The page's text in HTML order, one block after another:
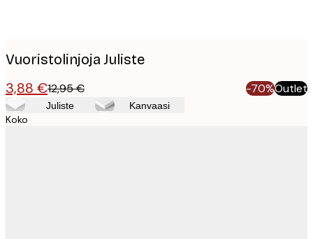
Vuoristolinjoja Juliste
3,88 €12,95 € -70%Outlet
Juliste Kanvaasi
Koko